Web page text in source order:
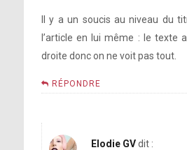
Il y a un soucis au niveau du
l’article en lui même : le texte
droite donc on ne voit pas tout.
RÉPONDRE
Elodie GV dit :